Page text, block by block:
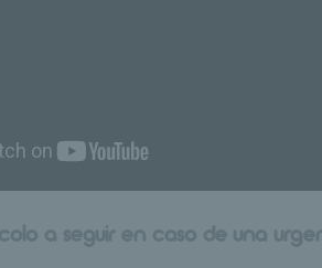
a seguir en caso de una